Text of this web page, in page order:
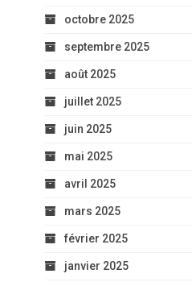
octobre 2025
septembre 2025
août 2025
juillet 2025
juin 2025
mai 2025
avril 2025
mars 2025
février 2025
janvier 2025